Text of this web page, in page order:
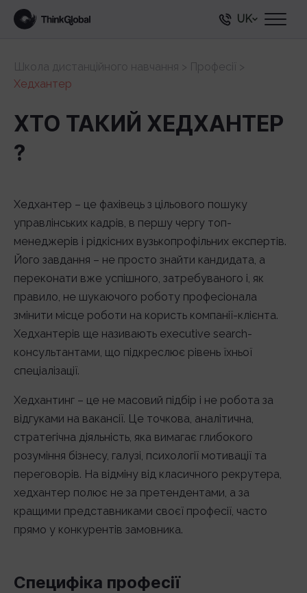
UK
Школа дистанційного навчання > Професії >
Хедхантер
ХТО ТАКИЙ ХЕДХАНТЕР
?
Хедхантер – це фахівець з цільового пошуку
управлінських кадрів, в першу чергу топ-
менеджерів і рідкісних вузькопрофільних експертів.
Його завдання – не просто знайти кандидата, а
переконати вже успішного, затребуваного і, як
правило, не шукаючого роботу професіонала
змінити місце роботи на користь компанії-клієнта.
Хедхантерів ще називають executive search-
консультантами, що підкреслює рівень їхньої
спеціалізації.
Хедхантинг – це не масовий підбір і не робота за
відгуками на вакансії. Це точкова, аналітична,
стратегічна діяльність, яка вимагає глибокого
розуміння бізнесу, галузі, психології мотивації та
переговорів. На відміну від класичного рекрутера,
хедхантер полює не за претендентами, а за
кращими представниками своєї професії, часто
прямо у конкурентів замовника.
Специфіка професії